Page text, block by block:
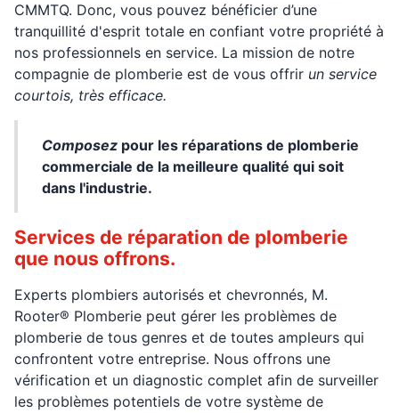
CMMTQ. Donc, vous pouvez bénéficier d’une
tranquillité d'esprit totale en confiant votre propriété à
nos professionnels en service. La mission de notre
compagnie de plomberie est de vous offrir un service
courtois, très efficace.
Composezpour les réparations de plomberie
commerciale de la meilleure qualité qui soit
dans l'industrie.
Services de réparation de plomberie
que nous offrons.
Experts plombiers autorisés et chevronnés, M.
Rooter® Plomberie peut gérer les problèmes de
plomberie de tous genres et de toutes ampleurs qui
confrontent votre entreprise. Nous offrons une
vérification et un diagnostic complet afin de surveiller
les problèmes potentiels de votre système de